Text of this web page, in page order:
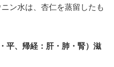
ン水は、杏仁を蒸留したも
平、帰経：肝・肺・腎）滋